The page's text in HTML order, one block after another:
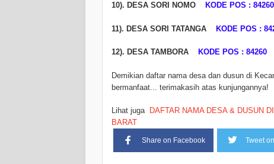
10). DESA SORI NOMO KODE POS : 84260
11). DESA SORI TATANGA KODE POS :
12). DESA TAMBORA KODE POS : 84260
Demikian daftar nama desa dan dusun di
bermanfaat... terimakasih atas kunjungannya!
Lihat juga DAFTAR NAMA DESA & DUSUN
BARAT
Share on Facebook Tweet